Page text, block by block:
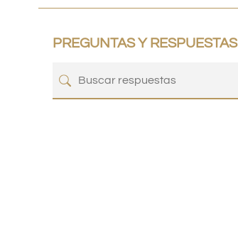
PREGUNTAS Y RESPUESTAS